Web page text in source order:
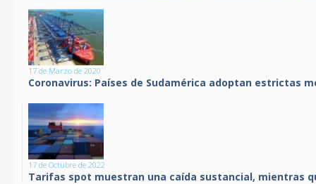
17 de Marzo de 2020
Coronavirus: Países de Sudamérica adoptan estrictas
17 de Octubre de 2022
Tarifas spot muestran una caída sustancial, mientras